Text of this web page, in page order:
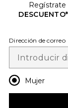
Email Address
DESCUENTO*
Dirección de correo
Mujer